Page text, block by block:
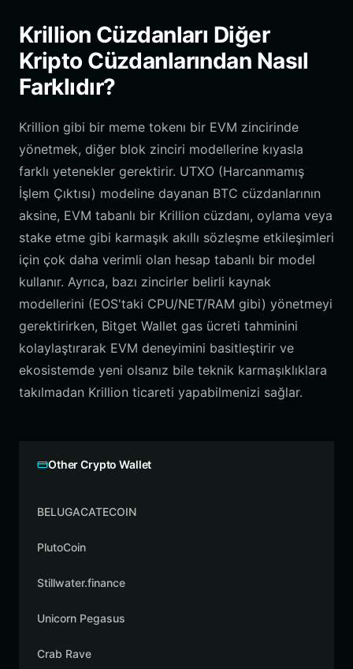
Krillion Cüzdanları Diğer
Kripto Cüzdanlarından Nasıl
Farklıdır?
Krillion gibi bir meme tokenı bir EVM zincirinde
yönetmek, diğer blok zinciri modellerine kıyasla
farklı yetenekler gerektirir. UTXO (Harcanmamış
İşlem Çıktısı) modeline dayanan BTC cüzdanlarının
aksine, EVM tabanlı bir Krillion cüzdanı, oylama veya
stake etme gibi karmaşık akıllı sözleşme etkileşimleri
için çok daha verimli olan hesap tabanlı bir model
kullanır. Ayrıca, bazı zincirler belirli kaynak
modellerini (EOS'taki CPU/NET/RAM gibi) yönetmeyi
gerektirirken, Bitget Wallet gas ücreti tahminini
kolaylaştırarak EVM deneyimini basitleştirir ve
ekosistemde yeni olsanız bile teknik karmaşıklıklara
takılmadan Krillion ticareti yapabilmenizi sağlar.
Other Crypto Wallet
BELUGACATECOIN
PlutoCoin
Stillwater.finance
Unicorn Pegasus
Crab Rave